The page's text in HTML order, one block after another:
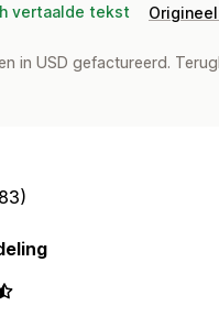
vertaalde tekst
in USD gefactureerd.